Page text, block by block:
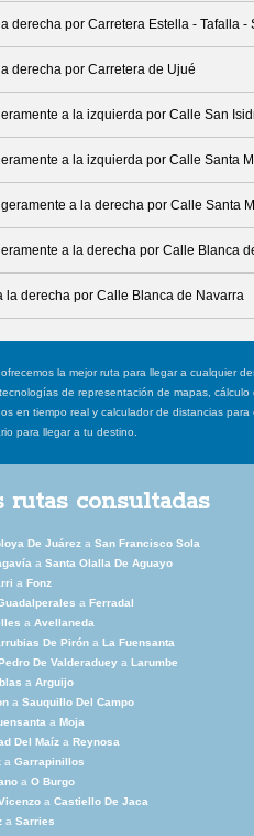
derecha por Carretera Estella - Tafalla -
derecha por Carretera de Ujué
a la izquierda por Calle San
a la izquierda por Calle Santa
a la derecha por Calle Santa
a la derecha por Calle Blanca
la derecha por Calle Blanca de Navarra
la mejor ruta para llegar a cualquier
de representación de mapas, cálculo
en tiempo real y calculador de distancias para
para llegar a tu destino.
rutas consultadas
De Juárez a San Francisco Sola
a Santa Olalla De Aguayo
a Fonz
a Ferradal
a Avellaneda
De Pirón a La Fuensanta
De Valderaduey a Larumbe
a Arguijo
a Sauquillo Del Campo
a Moja
Del Maíz a Reynosa
a Garrapinillos
a O Burgo
a Castiello De Jaca
a Sarries